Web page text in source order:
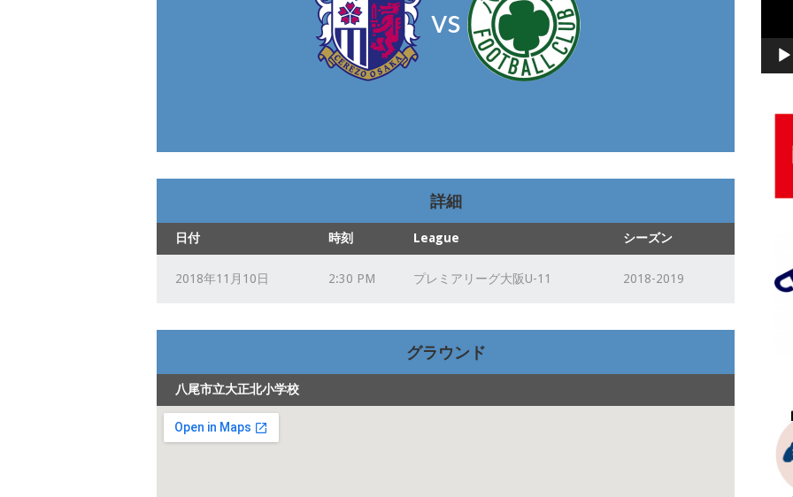
vs
詳細
日付 時刻 League シーズン
2018年11月10日 2:30 PM プレミアリーグ大阪U-11 2018-2019
グラウンド
八尾市立大正北小学校
ヤ